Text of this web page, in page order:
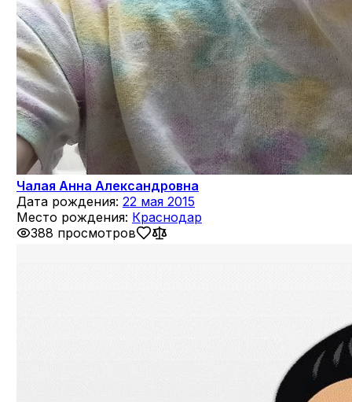
Чалая Анна Александровна
Дата рождения: 22 мая 2015
Место рождения: Краснодар
388 просмотров